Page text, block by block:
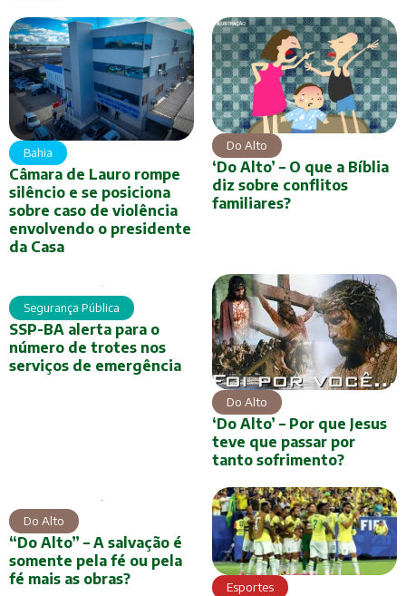
Bahia
Câmara de Lauro rompe
silêncio e se posiciona
sobre caso de violência
envolvendo o presidente
da Casa
Do Alto
‘Do Alto’ – O que a Bíblia
diz sobre conflitos
familiares?
Segurança Pública
SSP-BA alerta para o
número de trotes nos
serviços de emergência
Do Alto
‘Do Alto’ – Por que Jesus
teve que passar por
tanto sofrimento?
Do Alto
“Do Alto” – A salvação é
somente pela fé ou pela
fé mais as obras?
Esportes